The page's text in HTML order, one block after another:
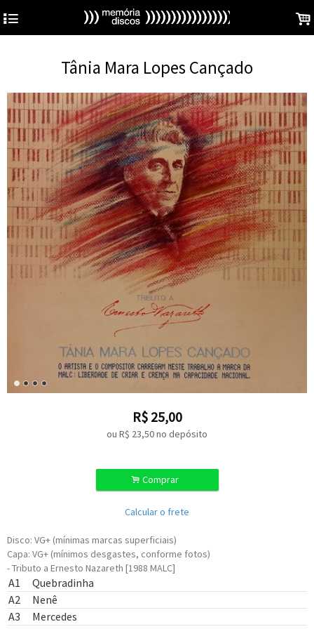
4 .
Tânia Mara Lopes Cançado
R$ 25,00
ou R$ 23,50no depósito
. Comprar
Calcular o frete
Disco: VG+ (mínimas marcas superficiais)
Capa: VG+ (mínimos desgastes, conforme fotos)
- Tributo a Ernesto Nazareth [1988 MALC]
A1 Quebradinha
Composed By –
A2
Nenê
Composed By –
A3
Mercedes
Composed By –